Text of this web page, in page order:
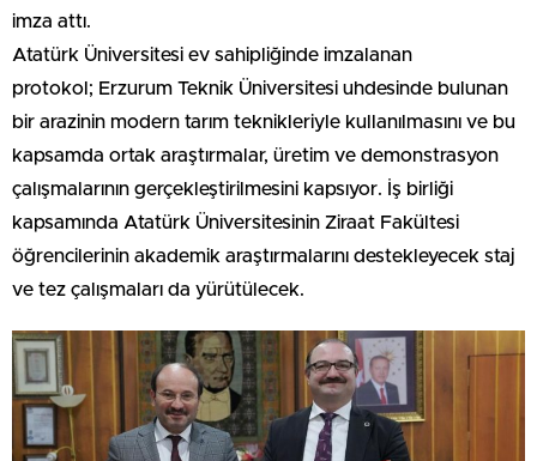
imza attı.
Atatürk Üniversitesi ev sahipliğinde imzalanan
protokol; Erzurum Teknik Üniversitesi uhdesinde bulunan
bir arazinin modern tarım teknikleriyle kullanılmasını ve bu
kapsamda ortak araştırmalar, üretim ve demonstrasyon
çalışmalarının gerçekleştirilmesini kapsıyor. İş birliği
kapsamında Atatürk Üniversitesinin Ziraat Fakültesi
öğrencilerinin akademik araştırmalarını destekleyecek staj
ve tez çalışmaları da yürütülecek.